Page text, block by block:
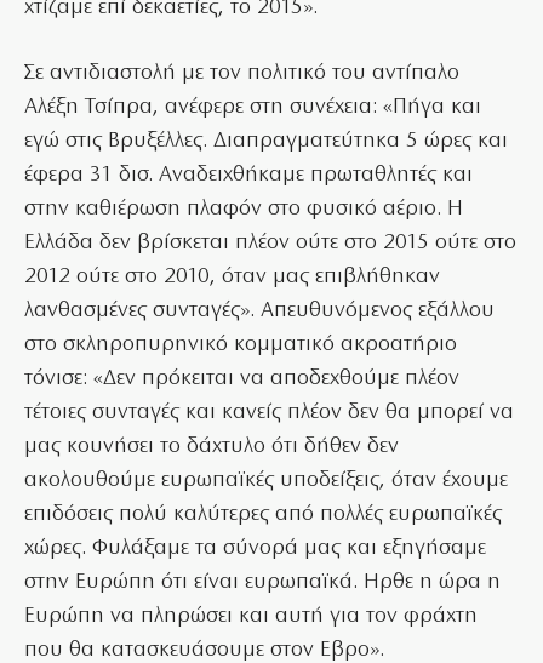
χτίζαμε επί δεκαετίες, το 2015».
Σε αντιδιαστολή με τον πολιτικό του αντίπαλο
Αλέξη Τσίπρα, ανέφερε στη συνέχεια: «Πήγα και
εγώ στις Βρυξέλλες. Διαπραγματεύτηκα 5 ώρες και
έφερα 31 δισ. Αναδειχθήκαμε πρωταθλητές και
στην καθιέρωση πλαφόν στο φυσικό αέριο. Η
Ελλάδα δεν βρίσκεται πλέον ούτε στο 2015 ούτε στο
2012 ούτε στο 2010, όταν μας επιβλήθηκαν
λανθασμένες συνταγές». Απευθυνόμενος εξάλλου
στο σκληροπυρηνικό κομματικό ακροατήριο
τόνισε: «Δεν πρόκειται να αποδεχθούμε πλέον
τέτοιες συνταγές και κανείς πλέον δεν θα μπορεί να
μας κουνήσει το δάχτυλο ότι δήθεν δεν
ακολουθούμε ευρωπαϊκές υποδείξεις, όταν έχουμε
επιδόσεις πολύ καλύτερες από πολλές ευρωπαϊκές
χώρες. Φυλάξαμε τα σύνορά μας και εξηγήσαμε
στην Ευρώπη ότι είναι ευρωπαϊκά. Ηρθε η ώρα η
Ευρώπη να πληρώσει και αυτή για τον φράχτη
που θα κατασκευάσουμε στον Εβρο».